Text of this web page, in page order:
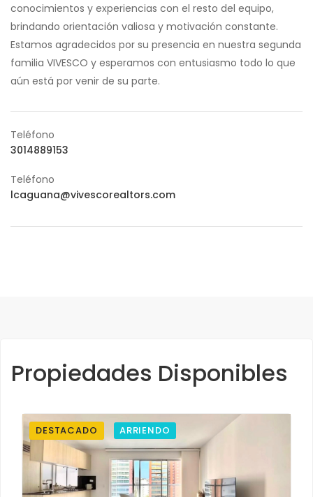
conocimientos y experiencias con el resto del equipo,
brindando orientación valiosa y motivación constante.
Estamos agradecidos por su presencia en nuestra segunda
familia VIVESCO y esperamos con entusiasmo todo lo que
aún está por venir de su parte.
Teléfono
3014889153
Teléfono
lcaguana@vivescorealtors.com
Propiedades Disponibles
DESTACADO ARRIENDO